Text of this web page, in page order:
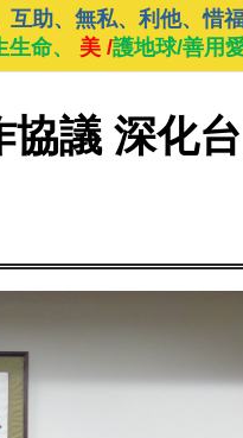
助、無私、利他、惜
命、 美 /護地球/善用
議 深化